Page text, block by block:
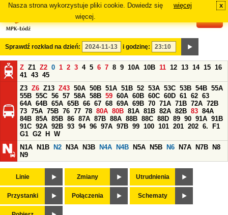
Nasza strona wykorzystuje pliki cookie. Dowiedz się
więcej.
więcej x
Sprawdź rozkład na dzień: i godzinę:
Z Z1 Z2 0 1 2 3 4 5 6 7 8 9 10A 10B 11 12 13 14 15 16
41 43 45
Z3 Z6 Z13 Z43 50A 50B 51A 51B 52 53A 53C 53B 54B 55A
55B 55C 56 57 58A 58B 59 60A 60B 60C 60D 61 62 63
64A 64B 65A 65B 66 67 68 69A 69B 70 71A 71B 72A 72B
73 75A 75B 76 77 78 80A 80B 81A 81B 82A 82B 83 84A
84B 85A 85B 86 87A 87B 88A 88B 88C 88D 89 90 91A 91B
91C 92A 92B 93 94 96 97A 97B 99 100 101 201 202 6.
F1
G1 G2 H
W
N1A
N1B N2 N3A N3B N4A N4B N5A N5B N6 N7A N7B
N8
N9
Linie Zmiany Utrudnienia
Przystanki Połączenia Schematy